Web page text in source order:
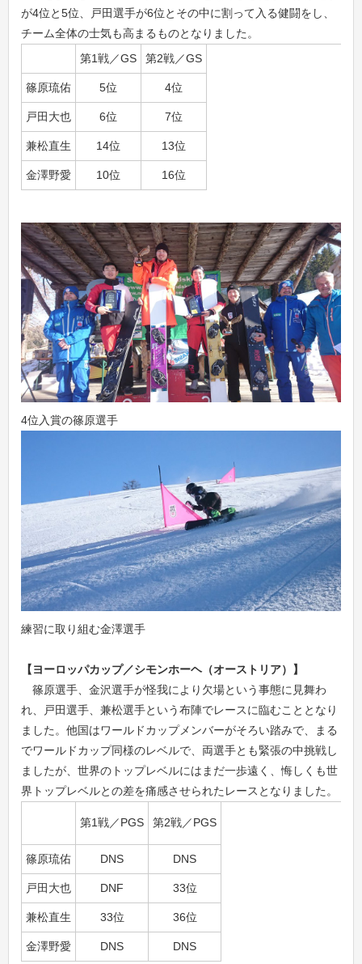
が4位と5位、戸田選手が6位とその中に割って入る健闘をし、
チーム全体の士気も高まるものとなりました。
第1戦／GS
第2戦／GS
篠原琉佑 5位 4位
戸田大也 6位 7位
兼松直生 14位 13位
金澤野愛 10位 16位
4位入賞の篠原選手
練習に取り組む金澤選手
【ヨーロッパカップ／シモンホーヘ（オーストリア）】
篠原選手、金沢選手が怪我により欠場という事態に見舞わ
れ、戸田選手、兼松選手という布陣でレースに臨むこととなり
ました。他国はワールドカップメンバーがそろい踏みで、まる
でワールドカップ同様のレベルで、両選手とも緊張の中挑戦し
ましたが、世界のトップレベルにはまだ一歩遠く、悔しくも世
界トップレベルとの差を痛感させられたレースとなりました。
第1戦／PGS 第2戦／PGS
篠原琉佑 DNS DNS
戸田大也 DNF 33位
兼松直生 33位 36位
金澤野愛 DNS DNS